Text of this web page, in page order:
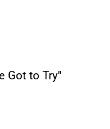
Got to Try"